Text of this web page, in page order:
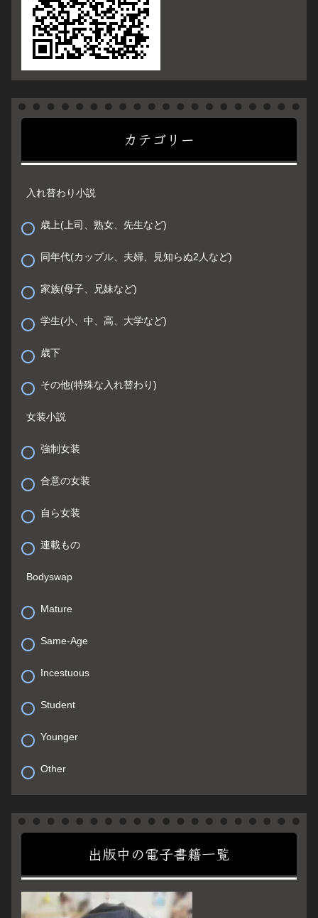
カテゴリー
入れ替わり小説
歳上(上司、熟女、先生など)
同年代(カップル、夫婦、見知らぬ2人など)
家族(母子、兄妹など)
学生(小、中、高、大学など)
歳下
その他(特殊な入れ替わり)
女装小説
強制女装
合意の女装
自ら女装
連載もの
Bodyswap
Mature
Same-Age
Incestuous
Student
Younger
Other
出版中の電子書籍一覧